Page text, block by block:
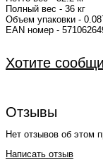
Полный вес - 36 кг
Объем упаковки -
EAN номер -
Хотите
Отзывы
Нет отзывов об этом
Написать отзыв